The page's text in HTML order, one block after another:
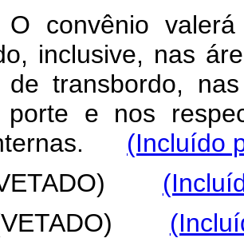
convênio valerá
inclusive, nas
de transbordo,
porte e nos
(Incluído